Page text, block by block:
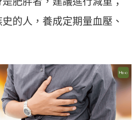
的人，養成定期量血壓、